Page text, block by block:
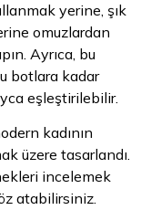
yerine, şık
omuzlardan
Ayrıca, bu
botlara kadar
eşleştirilebilir.
kadının
üzere tasarlandı.
incelemek
atabilirsiniz.